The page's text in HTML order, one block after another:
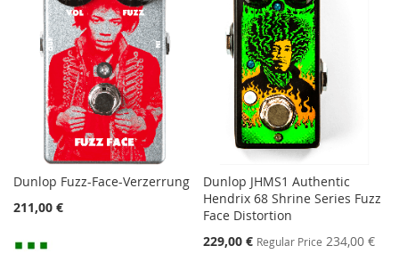
Dunlop Fuzz-Face-Verzerrung
211,00 €
Dunlop JHMS1 Authentic
Hendrix 68 Shrine Series Fuzz
Face Distortion
Special
229,00 € Regular Price 234,00 €